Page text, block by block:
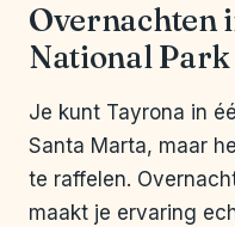
Overnachten
National Park
Je kunt Tayrona in
Santa Marta, maar
te raffelen.
maakt je ervaring